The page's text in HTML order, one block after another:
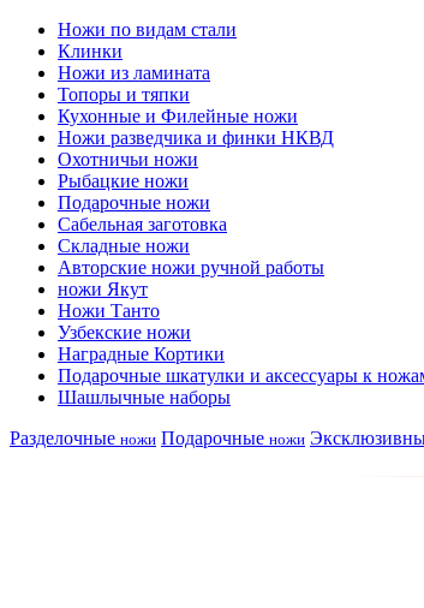
Ножи по видам стали
Клинки
Ножи из ламината
Топоры и тяпки
Кухонные и Филейные ножи
Ножи разведчика и финки НКВД
Охотничьи ножи
Рыбацкие ножи
Подарочные ножи
Сабельная заготовка
Складные ножи
Авторские ножи ручной работы
ножи Якут
Ножи Танто
Узбекские ножи
Наградные Кортики
Подарочные шкатулки и аксессуары к
Шашлычные наборы
Разделочные ножи Подарочные ножи